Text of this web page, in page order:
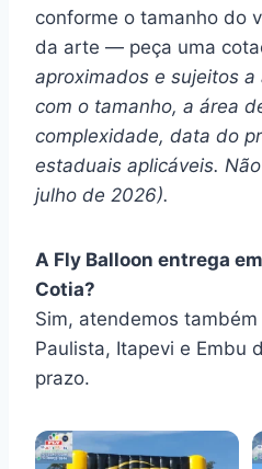
conforme o tamanho do
da arte — peça uma
aproximados e sujeitos
com o tamanho, a área
complexidade, data do
estaduais aplicáveis.
julho de 2026).
A Fly Balloon entrega
Cotia?
Sim, atendemos
Paulista, Itapevi e Embu
prazo.